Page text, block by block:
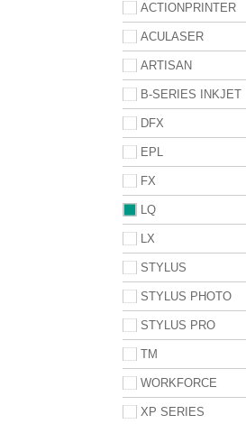
ACTIONPRINTER
ACULASER
ARTISAN
B-SERIES INKJET
DFX
EPL
FX
LQ
LX
STYLUS
STYLUS PHOTO
STYLUS PRO
TM
WORKFORCE
XP SERIES